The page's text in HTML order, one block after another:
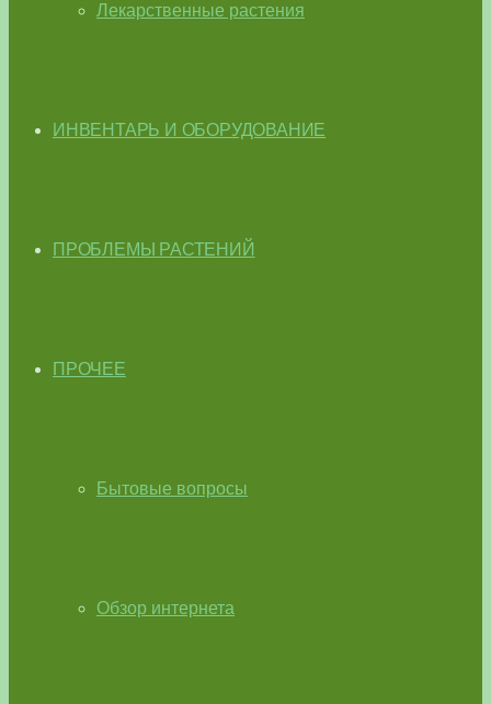
Лекарственные растения
ИНВЕНТАРЬ И ОБОРУДОВАНИЕ
ПРОБЛЕМЫ РАСТЕНИЙ
ПРОЧЕЕ
Бытовые вопросы
Обзор интернета